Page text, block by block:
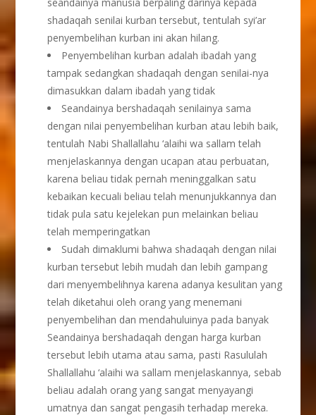
shadaqah senilai kurban tersebut, tentulah syi’ar
penyembelihan kurban ini akan hilang.
Penyembelihan kurban adalah ibadah yang
tampak sedangkan shadaqah dengan senilai-nya
dimasukkan dalam ibadah yang tidak
Seandainya bershadaqah senilainya sama
dengan nilai penyembelihan kurban atau lebih baik,
tentulah Nabi Shallallahu ‘alaihi wa sallam telah
menjelaskannya dengan ucapan atau perbuatan,
karena beliau tidak pernah meninggalkan satu
kebaikan kecuali beliau telah menunjukkannya dan
tidak pula satu kejelekan pun melainkan beliau
telah memperingatkan
Sudah dimaklumi bahwa shadaqah dengan nilai
kurban tersebut lebih mudah dan lebih gampang
dari menyembelihnya karena adanya kesulitan yang
telah diketahui oleh orang yang menemani
penyembelihan dan mendahuluinya pada banyak
Seandainya bershadaqah dengan harga kurban
tersebut lebih utama atau sama, pasti Rasululah
Shallallahu ‘alaihi wa sallam menjelaskannya, sebab
beliau adalah orang yang sangat menyayangi
umatnya dan sangat pengasih terhadap mereka.